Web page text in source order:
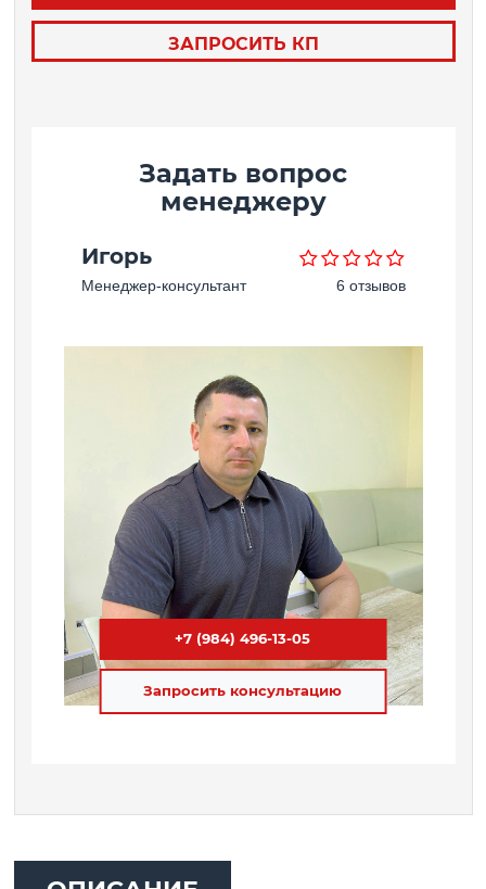
ЗАПРОСИТЬ КП
Задать вопрос
менеджеру
Игорь
Менеджер-консультант 6 отзывов
+7 (984) 496-13-05
Запросить консультацию